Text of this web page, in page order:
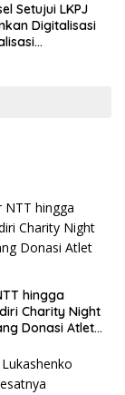
Setujui LKPJ
Digitalisasi
hingga
Charity Night
Donasi Atlet